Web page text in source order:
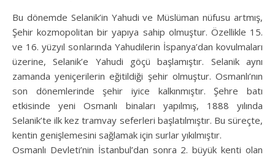
Bu dönemde Selanik’in Yahudi ve Müslüman nüfusu artmış,
Şehir kozmopolitan bir yapıya sahip olmuştur. Özellikle 15.
ve 16. yüzyıl sonlarında Yahudilerin İspanya’dan kovulmaları
üzerine, Selanik’e Yahudi göçü başlamıştır. Selanik aynı
zamanda yeniçerilerin eğitildiği şehir olmuştur. Osmanlı’nın
son dönemlerinde şehir iyice kalkınmıştır. Şehre batı
etkisinde yeni Osmanlı binaları yapılmış, 1888 yılında
Selanik’te ilk kez tramvay seferleri başlatılmıştır. Bu süreçte,
kentin genişlemesini sağlamak için surlar yıkılmıştır.
Osmanlı Devleti’nin İstanbul’dan sonra 2. büyük kenti olan